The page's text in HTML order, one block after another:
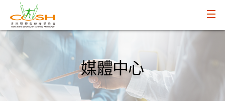
媒體中心